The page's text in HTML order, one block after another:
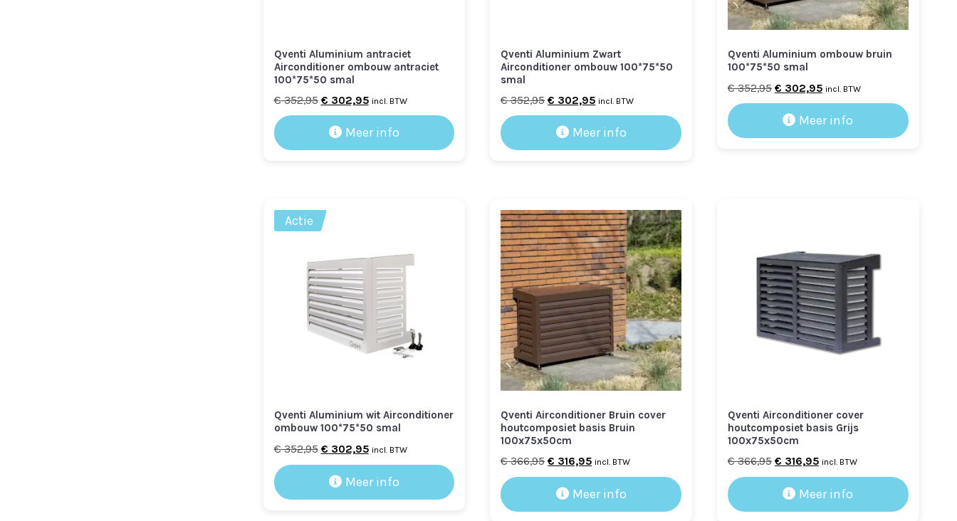
Qventi Aluminium antraciet
Airconditioner ombouw antraciet
100*75*50 smal
€352,95 Oorspronkelijke
prijs
was:
€ 352,95.
€ 302,95Huidige
prijs
is:
€ 302,95.
incl. BTW
Meer info
Qventi Aluminium Zwart
Airconditioner ombouw 100*75*50
smal
€352,95 Oorspronkelijke
prijs
was:
€ 352,95.
€ 302,95Huidige
prijs
is:
€ 302,95.
incl. BTW
Meer info
Qventi Aluminium ombouw bruin
100*75*50 smal
€352,95 Oorspronkelijke
prijs
was:
€ 352,95.
€ 302,95Huidige
prijs
is:
€ 302,95.
incl. BTW
Meer info
Actie
Qventi Aluminium wit Airconditioner
ombouw 100*75*50 smal
€352,95 Oorspronkelijke
prijs
was:
€ 352,95.
€ 302,95Huidige
prijs
is:
€ 302,95.
incl. BTW
Meer info
Qventi Airconditioner Bruin cover
houtcomposiet basis Bruin
100x75x50cm
€366,95 Oorspronkelijke
prijs
was:
€ 366,95.
€ 316,95Huidige
prijs
is:
€ 316,95.
incl. BTW
Meer info
Qventi Airconditioner cover
houtcomposiet basis Grijs
100x75x50cm
€366,95 Oorspronkelijke
prijs
was:
€ 366,95.
€ 316,95Huidige
prijs
is:
€ 316,95.
incl. BTW
Meer info